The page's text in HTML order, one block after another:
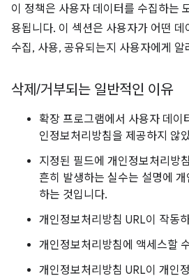
이 정책은 사용자 데이터를 수집하는
용됩니다. 이 섹션은 사용자가 어떤 데
수집, 사용, 공유되는지 사용자에게 알
삭제 /거부되는 일반적인 이유
확장 프로그램에서 사용자 데이
인정보처리방침을 제공하지 않
지정된 필드에 개인정보처리방
흔히 발생하는 실수는 설명에
하는 것입니다.
개인정보처리방침 URL이 작동
개인정보처리방침에 액세스할
개인정보처리방침 URL이 개인